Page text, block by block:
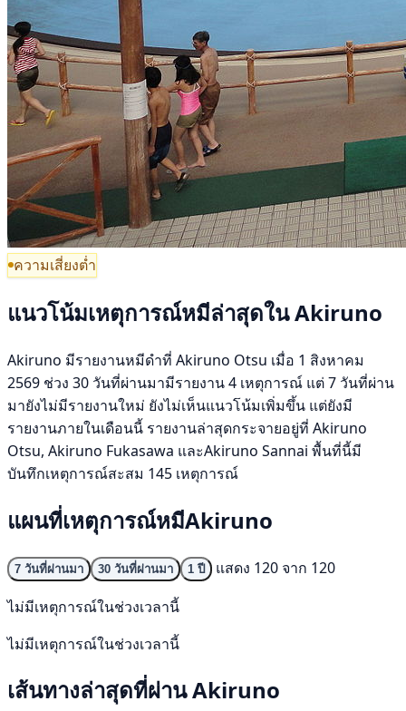
ความเสี่ยงต่ำ
แนวโน้มเหตุการณ์หมีล่าสุดใน Akiruno
Akiruno มีรายงานหมีดำที่ Akiruno Otsu เมื่อ 1 สิงหาคม
2569 ช่วง 30 วันที่ผ่านมามีรายงาน 4 เหตุการณ์ แต่ 7 วันที่ผ่าน
มายังไม่มีรายงานใหม่ ยังไม่เห็นแนวโน้มเพิ่มขึ้น แต่ยังมี
รายงานภายในเดือนนี้ รายงานล่าสุดกระจายอยู่ที่ Akiruno
Otsu, Akiruno Fukasawa และAkiruno Sannai พื้นที่นี้มี
บันทึกเหตุการณ์สะสม 145 เหตุการณ์
แผนที่เหตุการณ์หมีAkiruno
7 วันที่ผ่านมา 30 วันที่ผ่านมา 1 ปี
แสดง 120 จาก 120
ไม่มีเหตุการณ์ในช่วงเวลานี้
ไม่มีเหตุการณ์ในช่วงเวลานี้
เส้นทางล่าสุดที่ผ่าน Akiruno